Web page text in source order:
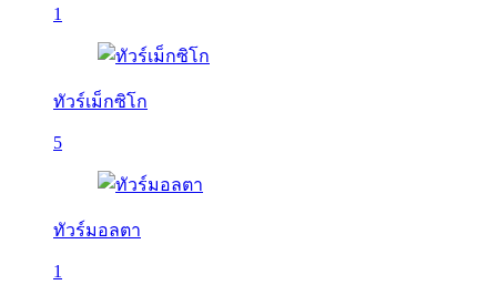
1
ทัวร์เม็กซิโก
5
ทัวร์มอลตา
1